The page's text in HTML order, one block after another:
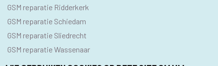
GSM reparatie Ridderkerk
GSM reparatie Schiedam
GSM reparatie Sliedrecht
GSM reparatie Wassenaar